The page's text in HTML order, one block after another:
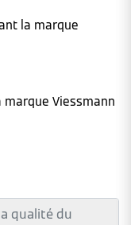
la marque
Viessmann